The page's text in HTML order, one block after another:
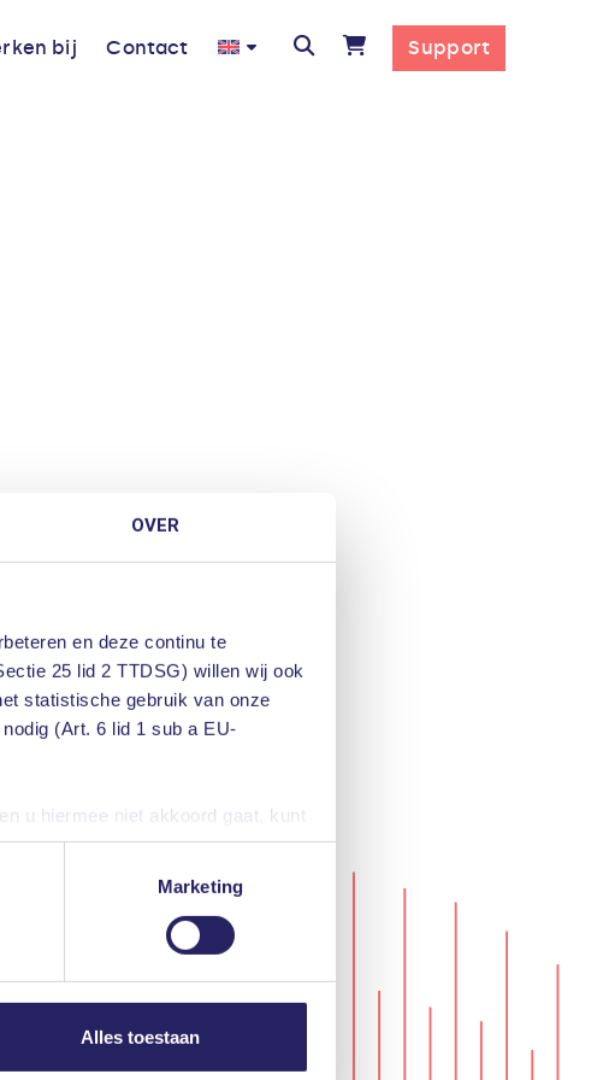
OVER
en deze continu te
25 lid 2 TTDSG) willen wij ook
statistische gebruik van onze
(Art. 6 lid 1 sub a EU-
u hiermee niet akkoord gaat, kunt
Uiteraard kunt u ook de
in onze privacyverklaring. U kunt
Marketing
Alles toestaan
bij Contact Support